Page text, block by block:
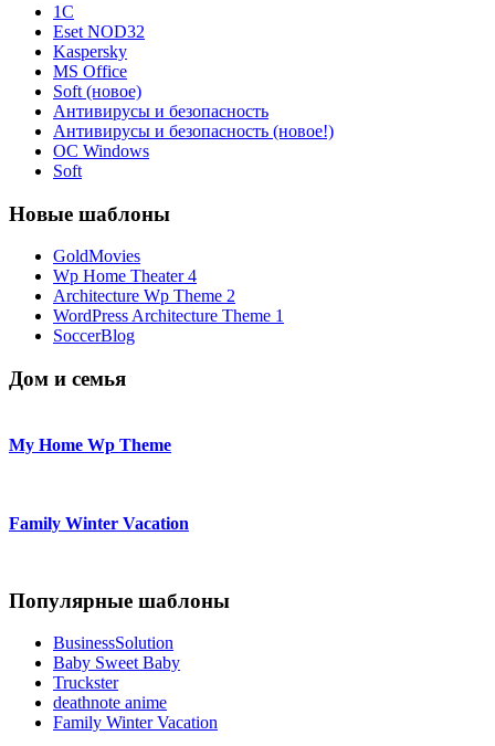
1С
Eset NOD32
Kaspersky
MS Office
Soft (новое)
Антивирусы и безопасность
Антивирусы и безопасность (новое!)
ОС Windows
Soft
Новые шаблоны
GoldMovies
Wp Home Theater 4
Architecture Wp Theme 2
WordPress Architecture Theme 1
SoccerBlog
Дом и семья
My Home Wp Theme
Family Winter Vacation
Популярные шаблоны
BusinessSolution
Baby Sweet Baby
Truckster
deathnote anime
Family Winter Vacation